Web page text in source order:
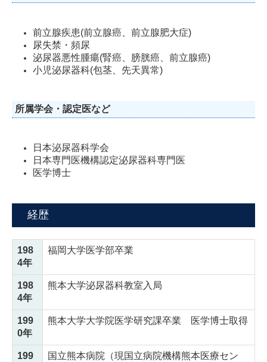
前立腺疾患(前立腺癌、前立腺肥大症)
尿失禁・頻尿
泌尿器悪性腫瘍(腎癌、膀胱癌、前立腺癌)
小児泌尿器科(包茎、先天異常)
所属学会・認定医など
日本泌尿器科学会
日本専門医機構認定泌尿器科専門医
医学博士
経歴
198
4年
福岡大学医学部卒業
198
4年
熊本大学泌尿器科教室入局
199
0年
熊本大学大学院医学研究課卒業 医学博士取得
199
国立熊本病院（現国立病院機構熊本医療セン